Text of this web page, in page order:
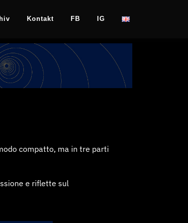
Kontakt FB IG
compatto, ma in tre parti
e riflette sul